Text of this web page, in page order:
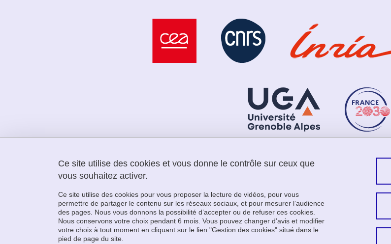
LabEx PERSYVAL
150 avenue du Torrent
38401 Saint-Martin-d'Hères
+33 (0)4 57 42 15 75
Crédits
Mentions légales
Données personnelles
Ce site utilise des cookies et vous donne le contrôle sur ceux que
vous souhaitez activer.
Ce site utilise des cookies pour vous proposer la lecture de vidéos, pour vous
permettre de partager le contenu sur les réseaux sociaux, et pour mesurer l’audience
des pages. Nous vous donnons la possibilité d’accepter ou de refuser ces cookies.
Nous conservons votre choix pendant 6 mois. Vous pouvez changer d’avis et modifier
votre choix à tout moment en cliquant sur le lien "Gestion des cookies" situé dans le
pied de page du site.